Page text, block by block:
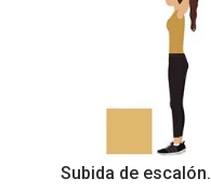
Subida de escalón.